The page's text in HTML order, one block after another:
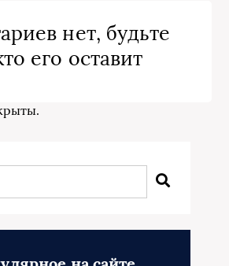
нет, будьте
его оставит